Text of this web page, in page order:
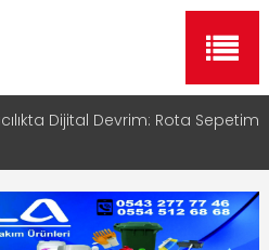
Dijital Devrim: Rota Sepetim
Bölge Müdürü Makam Koltuğunu
Çocuklara Bıraktı
ile Google ve Yapay Zeka
Aramalarında Öne Çıkın